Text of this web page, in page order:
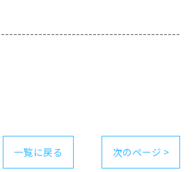
一覧に戻る 次のページ >